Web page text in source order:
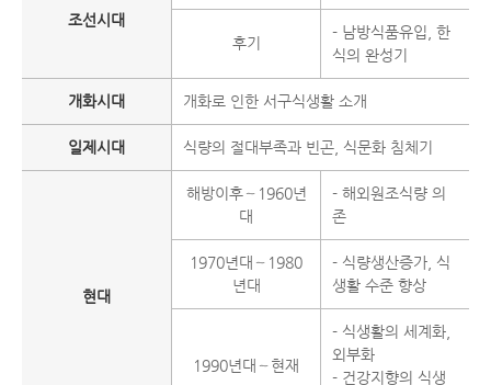
조선시대
후기
- 남방식품유입, 한
식의 완성기
개화시대 개화로 인한 서구식생활 소개
일제시대 식량의 절대부족과 빈곤, 식문화 침체기
현대
해방이후～1960년
대
- 해외원조식량 의
존
1970년대～1980
년대
- 식량생산증가, 식
생활 수준 향상
1990년대～현재
- 식생활의 세계화,
외부화
- 건강지향의 식생